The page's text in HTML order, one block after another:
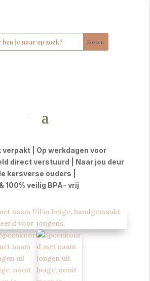
| Op werkdagen voor
direct verstuurd | Naar jou deur
kersverse ouders |
100% veilig BPA- vrij